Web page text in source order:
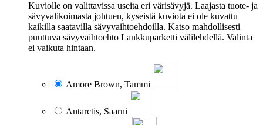
Kuviolle on valittavissa useita eri värisävyjä. Laajasta tuote- ja
sävyvalikoimasta johtuen, kyseistä kuviota ei ole kuvattu
kaikilla saatavilla sävyvaihtoehdoilla. Katso mahdollisesti
puuttuva sävyvaihtoehto Lankkuparketti välilehdellä. Valinta
ei vaikuta hintaan.
Amore Brown, Tammi
Antarctis, Saarni